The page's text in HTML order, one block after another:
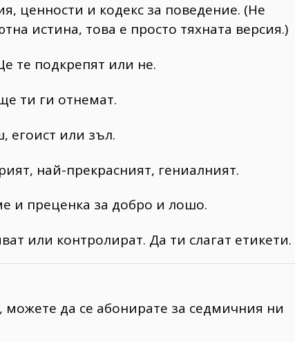
ценности и кодекс за поведение. (Не
истина, това е просто тяхната версия.)
те подкрепят или не.
ти ги отнемат.
егоист или зъл.
най-прекрасният, гениалният.
и преценка за добро и лошо.
или контролират. Да ти слагат етикети.
можете да се абонирате за седмичния ни